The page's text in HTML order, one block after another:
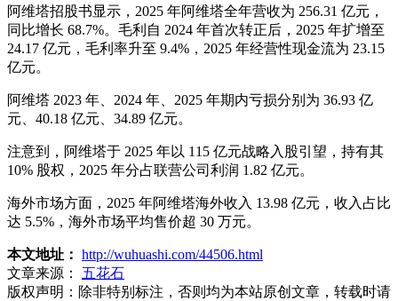
阿维塔招股书显示，2025 年阿维塔全年营收为 256.31 亿元，
同比增长 68.7%。毛利自 2024 年首次转正后，2025 年扩增至
24.17 亿元，毛利率升至 9.4%，2025 年经营性现金流为 23.15
亿元。
阿维塔 2023 年、2024 年、2025 年期内亏损分别为 36.93 亿
元、40.18 亿元、34.89 亿元。
注意到，阿维塔于 2025 年以 115 亿元战略入股引望，持有其
10% 股权，2025 年分占联营公司利润 1.82 亿元。
海外市场方面，2025 年阿维塔海外收入 13.98 亿元，收入占比
达 5.5%，海外市场平均售价超 30 万元。
本文地址： http://wuhuashi.com/44506.html
文章来源：
五花石
版权声明： 除非特别标注，否则均为本站原创文章，转载时请